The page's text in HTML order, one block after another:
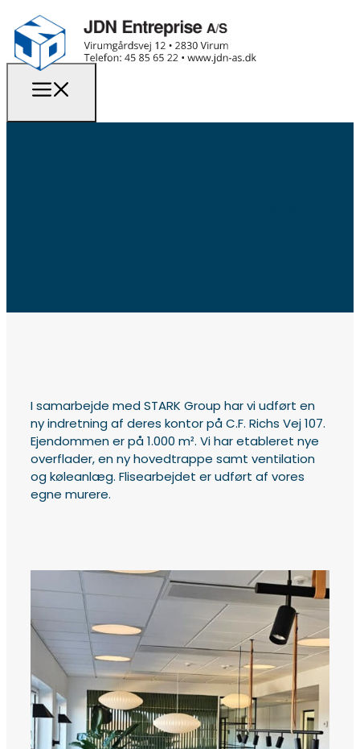
I samarbejde med STARK Group har vi udført en
ny indretning af deres kontor på C.F. Richs Vej 107.
Ejendommen er på 1.000 m². Vi har etableret nye
overflader, en ny hovedtrappe samt ventilation
og køleanlæg. Flisearbejdet er udført af vores
egne murere.